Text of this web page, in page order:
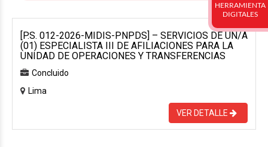
[P.S. 012-2026-MIDIS-PNPDS] – SERVICIOS DE UN/A
(01) ESPECIALISTA III DE AFILIACIONES PARA LA
UNIDAD DE OPERACIONES Y TRANSFERENCIAS
Concluido
Lima
VER DETALLE
HERRAMIENTA
DIGITALES